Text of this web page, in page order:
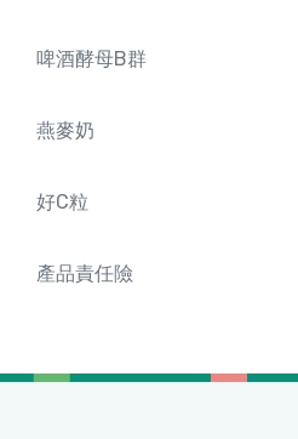
啤酒酵母B群
燕麥奶
好C粒
產品責任險